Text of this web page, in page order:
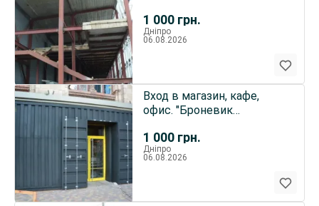
1 000 грн.
Дніпро
06.08.2026
1 000 грн.
Вход в магазин, кафе,
офис. "Броневик
Дніпро
06.08.2026